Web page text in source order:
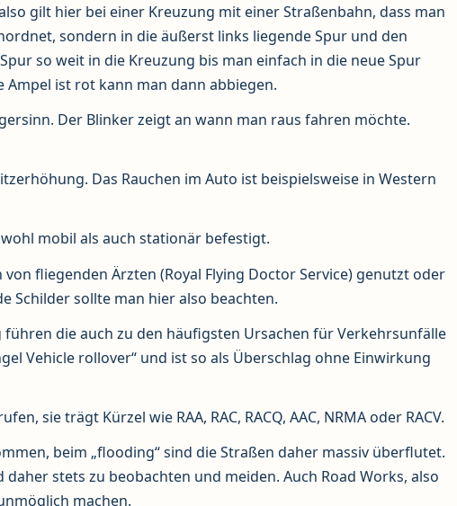
gilt hier bei einer Kreuzung mit einer Straßenbahn, dass man
sondern in die äußerst links liegende Spur und den
so weit in die Kreuzung bis man einfach in die neue Spur
ist rot kann man dann abbiegen.
Der Blinker zeigt an wann man raus fahren möchte.
Das Rauchen im Auto ist beispielsweise in Western
mobil als auch stationär befestigt.
fliegenden Ärzten (Royal Flying Doctor Service) genutzt oder
Schilder sollte man hier also beachten.
die auch zu den häufigsten Ursachen für Verkehrsunfälle
Vehicle rollover“ und ist so als Überschlag ohne Einwirkung
sie trägt Kürzel wie RAA, RAC, RACQ, AAC, NRMA oder RACV.
beim „flooding“ sind die Straßen daher massiv überflutet.
stets zu beobachten und meiden. Auch Road Works, also
machen.